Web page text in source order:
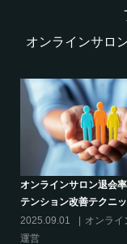
オンラインサロ
クリエイター系オンラ
話題席巻-”マッシュル”
てみた!
2024.06.25